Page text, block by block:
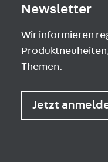
Newsletter
Wir informieren
Themen.
Jetzt